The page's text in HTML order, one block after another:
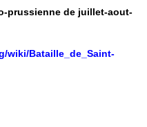
prussienne de juillet-aout-
wiki/Bataille_de_Saint-